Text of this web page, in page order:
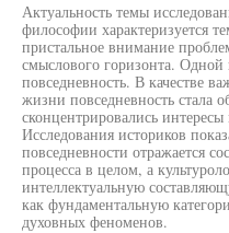
Актуальность темы
философии характеризуется
пристальное внимание
смыслового горизонта. Одной
повседневность. В качестве
жизни повседневность стала
сконцентрировались
Исследования историков
повседневности отражается
процесса в целом, а
интеллектуальную
как фундаментальную
духовных феноменов.